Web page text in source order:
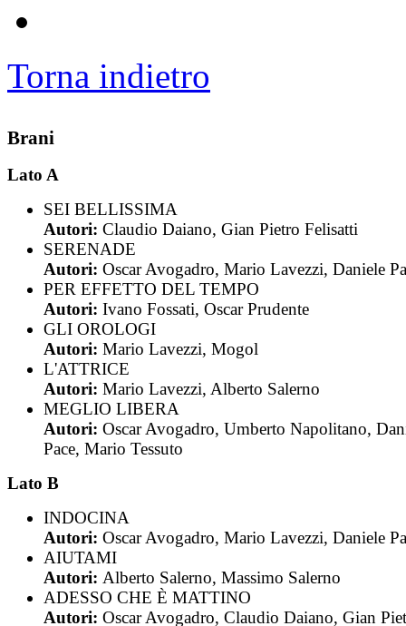
Torna indietro
Brani
Lato A
SEI BELLISSIMA
Autori: Claudio Daiano, Gian Pietro Felisatti
SERENADE
Autori: Oscar Avogadro, Mario Lavezzi, Daniele
PER EFFETTO DEL TEMPO
Autori: Ivano Fossati, Oscar Prudente
GLI OROLOGI
Autori: Mario Lavezzi, Mogol
L'ATTRICE
Autori: Mario Lavezzi, Alberto Salerno
MEGLIO LIBERA
Autori: Oscar Avogadro, Umberto Napolitano,
Pace, Mario Tessuto
Lato B
INDOCINA
Autori: Oscar Avogadro, Mario Lavezzi, Daniele
AIUTAMI
Autori: Alberto Salerno, Massimo Salerno
ADESSO CHE È MATTINO
Autori: Oscar Avogadro, Claudio Daiano, Gian